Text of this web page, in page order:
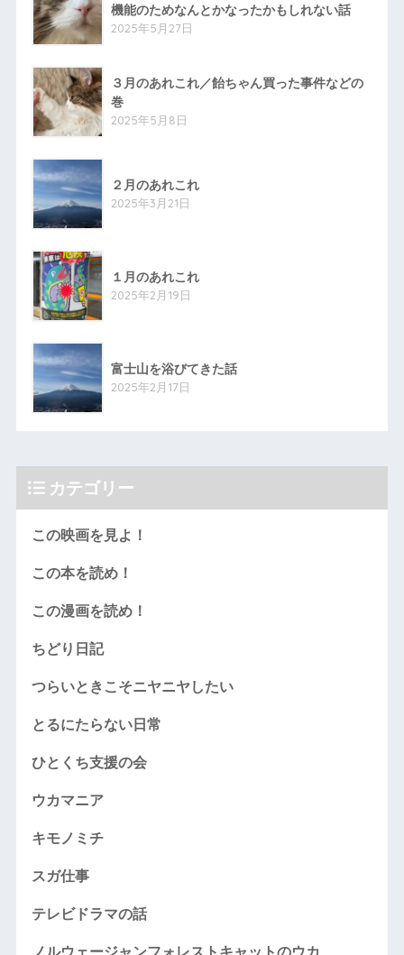
機能のためなんとかなったかもしれない話
2025年5月27日
３月のあれこれ／飴ちゃん買った事件などの
巻
2025年5月8日
２月のあれこれ
2025年3月21日
１月のあれこれ
2025年2月19日
富士山を浴びてきた話
2025年2月17日
カテゴリー
この映画を見よ！
この本を読め！
この漫画を読め！
ちどり日記
つらいときこそニヤニヤしたい
とるにたらない日常
ひとくち支援の会
ウカマニア
キモノミチ
スガ仕事
テレビドラマの話